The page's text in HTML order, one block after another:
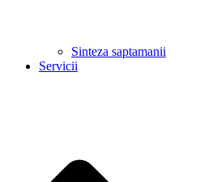
Sinteza saptamanii
Servicii